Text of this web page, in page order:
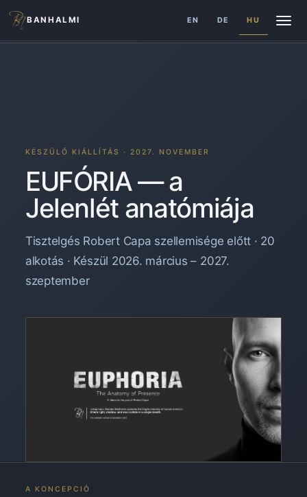
BANHALMI EN DE HU
KÉSZÜLŐ KIÁLLÍTÁS · 2027. NOVEMBER
EUFÓRIA — a
Jelenlét anatómiája
Tisztelgés Robert Capa szellemisége előtt · 20
alkotás · Készül 2026. március – 2027.
szeptember
A KONCEPCIÓ